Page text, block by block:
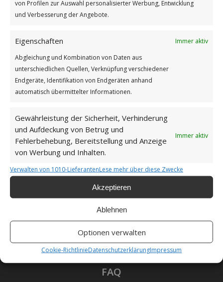
von Profilen zur Auswahl personalisierter Werbung, Entwicklung
und Verbesserung der Angebote.
Eigenschaften
Immer aktiv
Abgleichung und Kombination von Daten aus
unterschiedlichen Quellen, Verknüpfung verschiedener
Endgeräte, Identifikation von Endgeräten anhand
automatisch übermittelter Informationen.
Gewährleistung der Sicherheit, Verhinderung
und Aufdeckung von Betrug und
Fehlerbehebung, Bereitstellung und Anzeige
von Werbung und Inhalten.
Immer aktiv
Verwalten von 1010-LieferantenLese mehr über diese Zwecke
Akzeptieren
Ablehnen
Optionen verwalten
Cookie-RichtlinieDatenschutzerklärungImpressum
Impressum
Datenschutzerklärung
Unsere Cookie-Richtlinie (EU)
Haftungsausschluss
Als Amazon-Partner verdiene ich an qualifizierten
Verkäufen.
FAQ